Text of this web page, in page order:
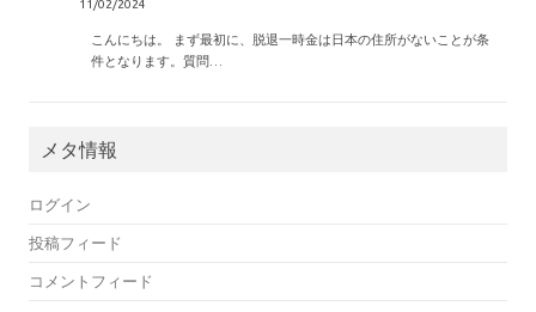
11/02/2024
こんにちは。 まず最初に、脱退一時金は日本の住所がないことが条
件となります。質問…
メタ情報
ログイン
投稿フィード
コメントフィード